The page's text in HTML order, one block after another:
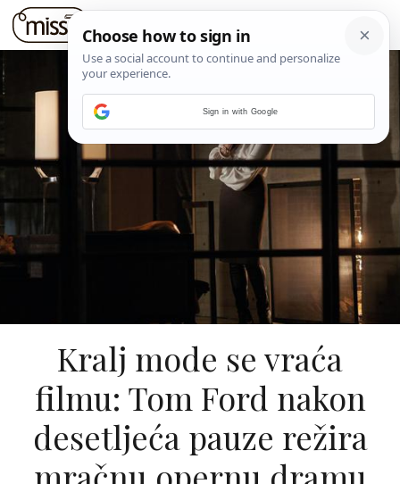
Kralj mode se vraća
filmu: Tom Ford nakon
desetljeća pauze režira
Sign in with Google